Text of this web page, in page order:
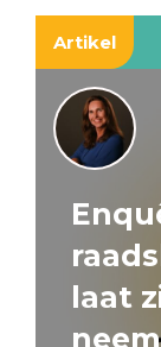
Artikel
laat